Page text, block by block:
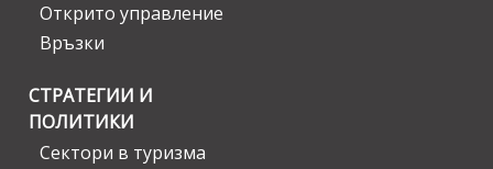
Открито управление
Връзки
СТРАТЕГИИ И
ПОЛИТИКИ
Сектори в туризма